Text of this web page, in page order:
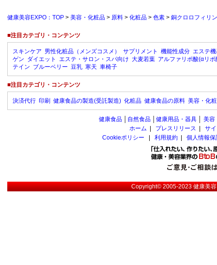
健康美容EXPO：TOP > 美容・化粧品 > 原料 > 化粧品 > 色素 > 銅クロロフィリ
■注目カテゴリ・コンテンツ
スキンケア 男性化粧品（メンズコスメ） サプリメント 機能性成分 エステ
ゲン ダイエット エステ・サロン・スパ向け 大麦若葉 アルファリポ酸(αリポ
テイン ブルーベリー 豆乳 寒天 車椅子
■注目カテゴリ・コンテンツ
決済代行 印刷 健康食品の製造(受託製造) 化粧品 健康食品の原料 美容・化
健康食品 自然食品 健康用品・器具 美容
ホーム
プレスリリース
サ
Cookieポリシー
利用規約 個人情報
Copyright© 2005-2023健康美